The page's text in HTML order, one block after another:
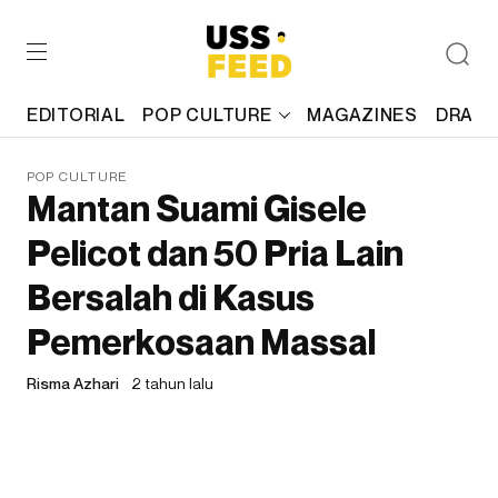
EDITORIAL POP CULTURE MAGAZINES
POP CULTURE
Mantan Suami Gisele
Pelicot dan 50 Pria Lain
Bersalah di Kasus
Pemerkosaan Massal
Risma Azhari 2 tahun lalu